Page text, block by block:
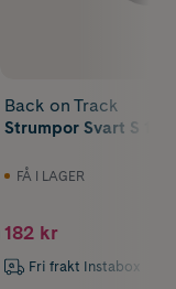
Back on Track
Strumpor Svart S 1 st
FÅ I LAGER
182 kr
Fri frakt Instabox